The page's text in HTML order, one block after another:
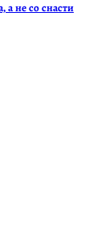
а не со снасти